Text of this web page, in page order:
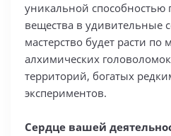
уникальной
вещества в удивительные
мастерство будет расти
алхимических
территорий, богатых
экспериментов.
Сердце вашей